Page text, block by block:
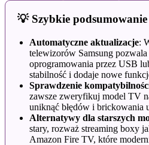
💡 Szybkie podsumowanie
Automatyczne aktualizacje:
telewizorów Samsung
oprogramowania przez USB
stabilność i dodaje nowe
Sprawdzenie
zawsze zweryfikuj model TV
uniknąć błędów i brickowania
Alternatywy dla starszych
stary, rozważ streaming boxy
Amazon Fire TV, które